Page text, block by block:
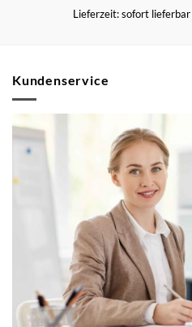
Lieferzeit: sofort lieferbar
Kundenservice